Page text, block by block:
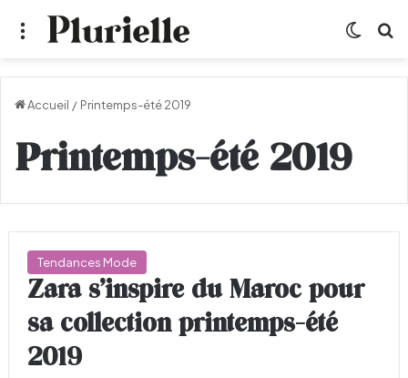
Menu
Accueil / Printemps-été 2019
Printemps-été 2019
Tendances Mode
Zara s’inspire du Maroc pour
sa collection printemps-été
2019